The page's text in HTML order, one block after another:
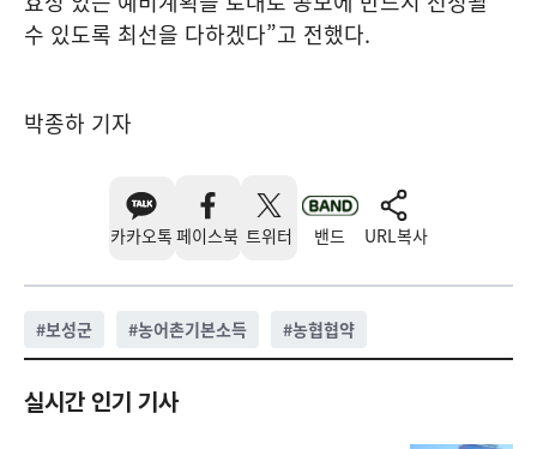
수 있도록 최선을 다하겠다”고 전했다.
박종하 기자
카카오톡 페이스북 트위터 밴드 URL복사
#보성군 #농어촌기본소득 #농협협약
실시간 인기 기사